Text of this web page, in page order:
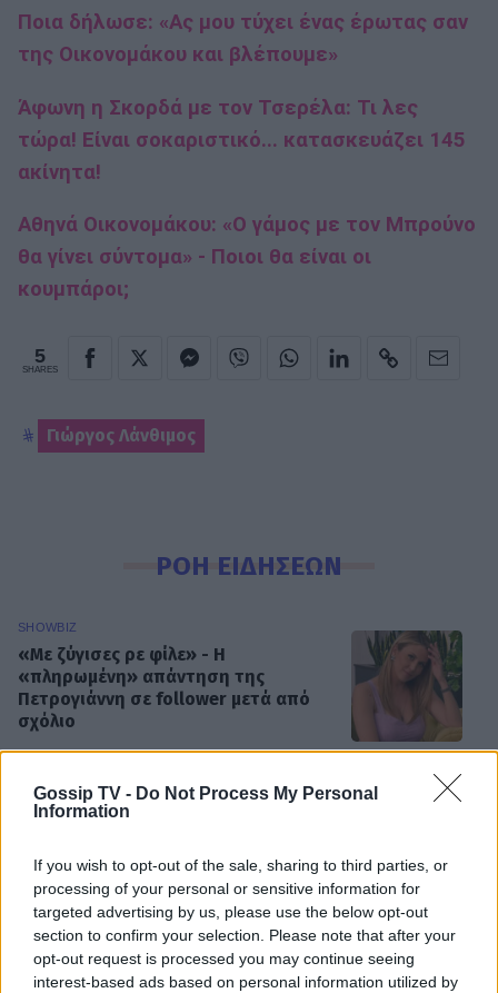
Gossip TV - Do Not Process My Personal
Information
If you wish to opt-out of the sale, sharing to third parties, or
processing of your personal or sensitive information for
targeted advertising by us, please use the below opt-out
section to confirm your selection. Please note that after your
opt-out request is processed you may continue seeing
interest-based ads based on personal information utilized by
Ποια δήλωσε: «Ας μου τύχει ένας έρωτας σαν
της Οικονομάκου και βλέπουμε»
Άφωνη η Σκορδά με τον Τσερέλα: Τι λες
τώρα! Είναι σοκαριστικό... κατασκευάζει 145
ακίνητα!
Αθηνά Οικονομάκου: «Ο γάμος με τον Μπρούνο
θα γίνει σύντομα» - Ποιοι θα είναι οι
κουμπάροι;
5
SHARES
Γιώργος Λάνθιμος
ΡΟΗ ΕΙΔΗΣΕΩΝ
SHOWBIZ
«Με ζύγισες ρε φίλε» - H
«πληρωμένη» απάντηση της
Πετρογιάννη σε follower μετά από
σχόλιο
SHOWBIZ
Απασφάλισε ο Δάντης: «Τολμάω να
με ενδιαφέρει αν με παρεξηγήσουν»
SHOWBIZ
Η Ρούλα Κορομηλά μαγνητίζει τα